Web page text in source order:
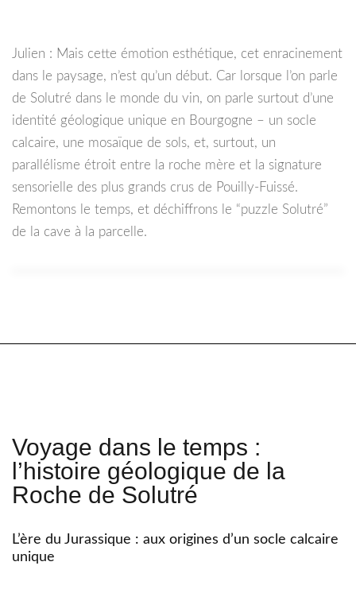
Julien : Mais cette émotion esthétique, cet enracinement
dans le paysage, n’est qu’un début. Car lorsque l’on parle
de Solutré dans le monde du vin, on parle surtout d’une
identité géologique unique en Bourgogne – un socle
calcaire, une mosaïque de sols, et, surtout, un
parallélisme étroit entre la roche mère et la signature
sensorielle des plus grands crus de Pouilly-Fuissé.
Remontons le temps, et déchiffrons le “puzzle Solutré”
de la cave à la parcelle.
Voyage dans le temps :
l’histoire géologique de la
Roche de Solutré
L’ère du Jurassique : aux origines d’un socle calcaire
unique